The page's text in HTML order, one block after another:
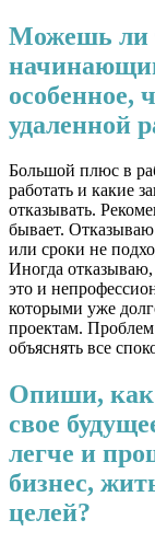
Можешь ли
особенное,
удаленной
Большой плюс в
работать и какие
отказывать.
бывает. Отказываю
или сроки не
Иногда отказываю,
это и
которыми уже
проектам.
объяснять все
Опиши, как
свое
легче и
бизнес,
целей?